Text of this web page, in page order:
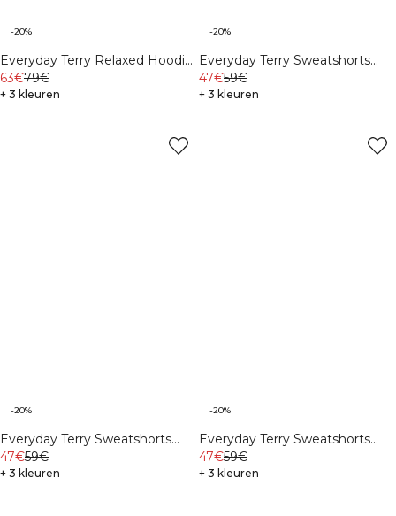
-20%
Everyday Terry Relaxed Hoodie
M Light Grey Melange
63€79€
+ 3 kleuren
-20%
Everyday Terry Sweatshorts
Cream
47€59€
+ 3 kleuren
-20%
Everyday Terry Sweatshorts
Northern Green
47€59€
+ 3 kleuren
-20%
Everyday Terry Sweatshorts
Midnight Blue
47€59€
+ 3 kleuren